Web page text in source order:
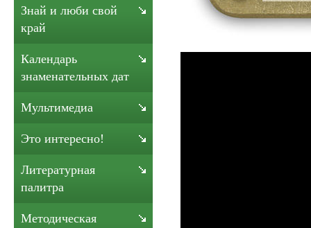
Знай и люби свой
край
Календарь
знаменательных дат
Мультимедиа
Это интересно!
Литературная
палитра
Методическая